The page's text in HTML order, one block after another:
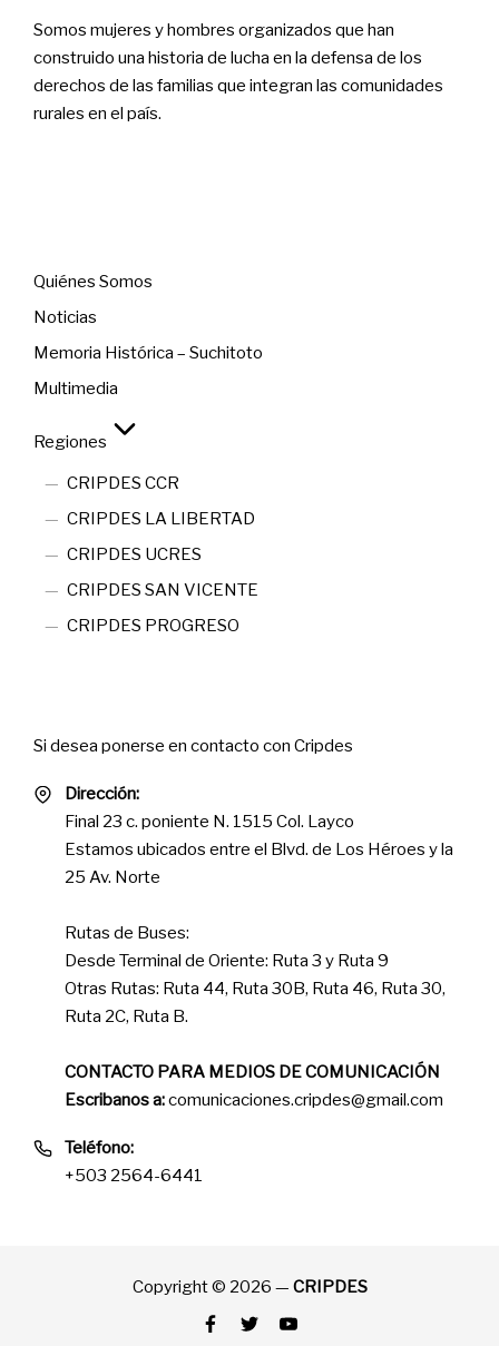
Somos mujeres y hombres organizados que han
construido una historia de lucha en la defensa de los
derechos de las familias que integran las comunidades
rurales en el país.
Quiénes Somos
Noticias
Memoria Histórica – Suchitoto
Multimedia
Regiones
CRIPDES CCR
CRIPDES LA LIBERTAD
CRIPDES UCRES
CRIPDES SAN VICENTE
CRIPDES PROGRESO
Si desea ponerse en contacto con Cripdes
Dirección:
Final 23 c. poniente N. 1515 Col. Layco
Estamos ubicados entre el Blvd. de Los Héroes y la
25 Av. Norte
Rutas de Buses:
Desde Terminal de Oriente: Ruta 3 y Ruta 9
Otras Rutas: Ruta 44, Ruta 30B, Ruta 46, Ruta 30,
Ruta 2C, Ruta B.
CONTACTO PARA MEDIOS DE COMUNICACIÓN
Escribanos a:comunicaciones.cripdes@gmail.com
Teléfono:
+503 2564-6441
Copyright © 2026 — CRIPDES